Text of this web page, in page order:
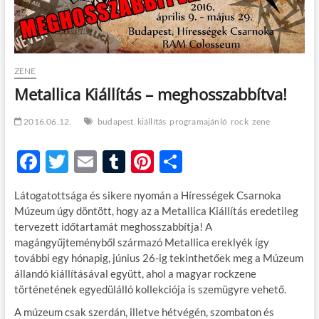
o
n
ZENE
Metallica Kiállítás – meghosszabbítva!
2016.06.12. budapest kiállítás programajánló rock zene
F
ac
e
b
o
o
k
T
w
itt
er
E
m
ail
T
m
bl
r
Pi
nt
er
es
t
O
ss
za
m
e
g
Látogatottsága és sikere nyomán a Hírességek Csarnoka
Múzeum úgy döntött, hogy az a Metallica Kiállítás eredetileg
tervezett időtartamát meghosszabbítja! A
magángyűjteményből származó Metallica ereklyék így
további egy hónapig, június 26-ig tekinthetőek meg a Múzeum
állandó kiállításával együtt, ahol a magyar rockzene
történetének egyedülálló kollekciója is szemügyre vehető.
A múzeum csak szerdán, illetve hétvégén, szombaton és